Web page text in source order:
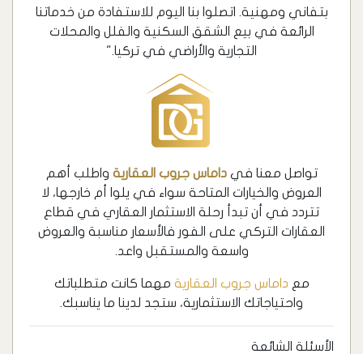
بتفاني ومهنية. اتصلوا بنا اليوم للاستفادة من خدماتنا
الرائعة في بيع الشقق السكنية والفلل والمحلات
التجارية والأراضي في تركيا."
تواصل معنا فيداماس جروب العقارية واطلب أهم
العروض والخيارات المتاحة سواء في يلوا أم خارجها، لا
تتردد في أن تبدأ رحلة الاستثمار العقاري في قطاع
العقارات التركي على الفور فالأسعار مناسبة والعروض
واسعة والمستقبل واعد.
مع داماس جروب العقارية مهما كانت متطلباتك
واحتياجاتك الاستثمارية، ستجد لدينا ما يناسبك.
الأسئلة الشائعة